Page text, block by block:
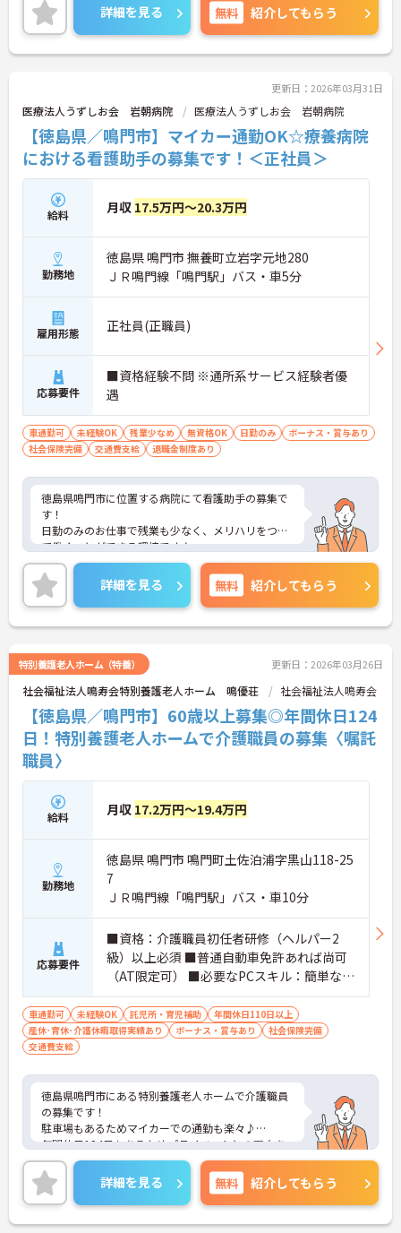
ある方はご面接ポイントお伝えしますのでご気軽に
お問い合わせください。
詳細を見る 無料 紹介してもらう
更新日：2026年03月31日
医療法人うずしお会 岩朝病院 医療法人うずしお会 岩朝病院
【徳島県／鳴門市】マイカー通勤OK☆療養病院
における看護助手の募集です！＜正社員＞
給料 月収 17.5万円～20.3万円
勤務地
徳島県 鳴門市 撫養町立岩字元地280
ＪＲ鳴門線「鳴門駅」バス・車5分
雇用形態 正社員(正職員)
応募要件
■資格経験不問 ※通所系サービス経験者優
遇
車通勤可 未経験OK 残業少なめ 無資格OK 日勤のみ
ボーナス・賞与あり
社会保険完備
交通費支給 退職金制度あり
徳島県鳴門市に位置する病院にて看護助手の募集で
す！
日勤のみのお仕事で残業も少なく、メリハリをつけ
て働くことができる環境です♪
ご興味ある方には、面接対策ポイントなど、さらに
詳細をお話しいたしますのでお気軽にご相談くださ
い！
詳細を見る 無料 紹介してもらう
特別養護老人ホーム（特養） 更新日：2026年03月26日
社会福祉法人鳴寿会特別養護老人ホーム 鳴優荘 社会福祉法人鳴寿会
【徳島県／鳴門市】60歳以上募集◎年間休日124
日！特別養護老人ホームで介護職員の募集〈嘱託
職員〉
給料 月収 17.2万円～19.4万円
勤務地
徳島県 鳴門市 鳴門町土佐泊浦字黒山118-25
7
ＪＲ鳴門線「鳴門駅」バス・車10分
応募要件
■資格：介護職員初任者研修（ヘルパー2
級）以上必須 ■普通自動車免許あれば尚可
（AT限定可） ■必要なPCスキル：簡単な入
力 ■経験不問
車通勤可 未経験OK 託児所・育児補助
年間休日110日以上
産休･育休･介護休暇取得実績あり
ボーナス・賞与あり
社会保険完備
交通費支給
徳島県鳴門市にある特別養護老人ホームで介護職員
の募集です！
駐車場もあるためマイカーでの通勤も楽々♪
年間休日124日もあるためプライベートとの両立を
目指す方におすすめの環境です◎丁寧な研修とフォ
ロー体制で、経験に関わらず安心してスタートでき
ます。
こちらの求人にご興味がございましたら面接のポイ
ントもお伝えしますので是非ご応募お待ちしており
詳細を見る 無料 紹介してもらう